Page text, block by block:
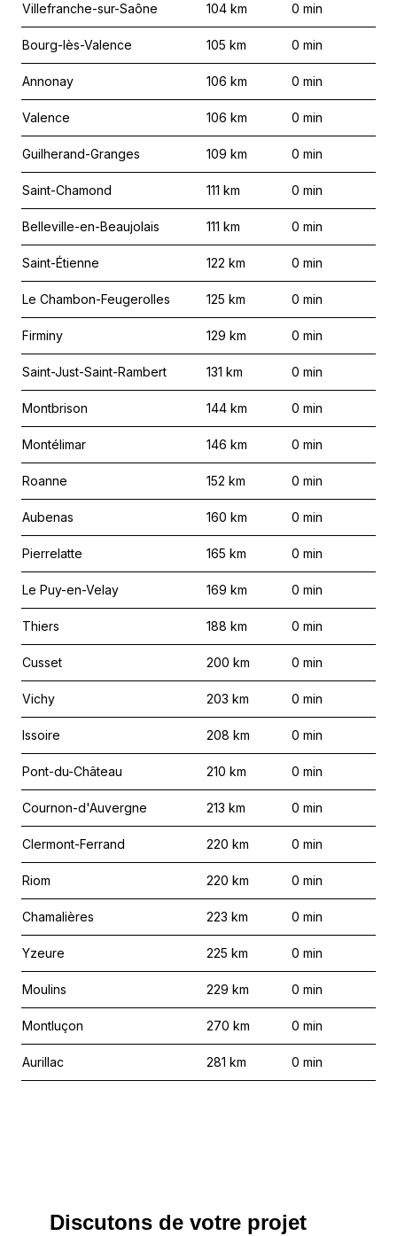
Villefranche-sur-Saône 104 km 0 min
Bourg-lès-Valence 105 km 0 min
Annonay 106 km 0 min
Valence 106 km 0 min
Guilherand-Granges 109 km 0 min
Saint-Chamond 111 km 0 min
Belleville-en-Beaujolais 111 km 0 min
Saint-Étienne 122 km 0 min
Le Chambon-Feugerolles 125 km 0 min
Firminy 129 km 0 min
Saint-Just-Saint-Rambert 131 km 0 min
Montbrison 144 km 0 min
Montélimar 146 km 0 min
Roanne 152 km 0 min
Aubenas 160 km 0 min
Pierrelatte 165 km 0 min
Le Puy-en-Velay 169 km 0 min
Thiers 188 km 0 min
Cusset 200 km 0 min
Vichy 203 km 0 min
Issoire 208 km 0 min
Pont-du-Château 210 km 0 min
Cournon-d'Auvergne 213 km 0 min
Clermont-Ferrand 220 km 0 min
Riom 220 km 0 min
Chamalières 223 km 0 min
Yzeure 225 km 0 min
Moulins 229 km 0 min
Montluçon 270 km 0 min
Aurillac 281 km 0 min
Discutons de votre projet